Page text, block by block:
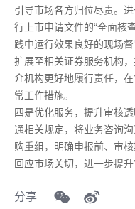
引导市场各方归位尽责。
行上市申请文件的“全面核
践中运行效果良好的现场
扩展至相关证券服务机构
介机构更好地履行责任，
常工作措施。
四是优化服务，提升审核
通相关规定，将业务咨询
购重组，明确申报前、审
回应市场关切，进一步提升
分享